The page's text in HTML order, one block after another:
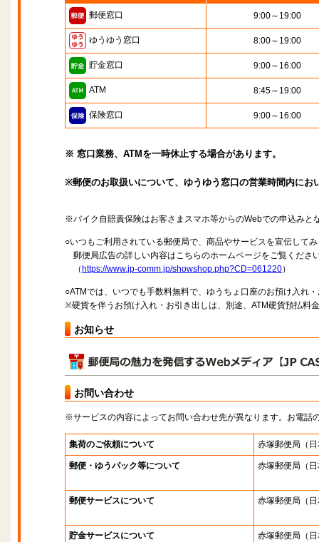
郵便窓口 9:00～19:00
ゆうゆう窓口 8:00～19:00
貯金窓口 9:00～16:00
ATM 8:45～19:00
保険窓口 9:00～16:00
※ 窓口業務、ATMを一時休止する場合があります。
※郵便のお取扱いについて、ゆうゆう窓口の営業時間内に
※バイク自賠責保険はお客さまスマホ等からのWebでの申込みと
○いつもご利用されている郵便局で、商品やサービスを宣伝して
郵便局広告の詳しい内容はこちらのホームページをご覧くださ
（ https://www.jp-comm.jp/showshop.php?CD=061220）
○ATMでは、いつでも手数料無料で、ゆうちょ口座のお預け入れ
※硬貨を伴うお預け入れ・お引き出しは、別途、ATM硬貨預払料
お知らせ
お問い合わせ
※サービスの内容によってお問い合わせ先が異なります。お電話
集荷のご依頼について 赤塚郵便局 （
郵便・ゆうパック等について 赤塚郵便局 （
郵便サービスについて 赤塚郵便局 （
貯金サービスについて 赤塚郵便局 （